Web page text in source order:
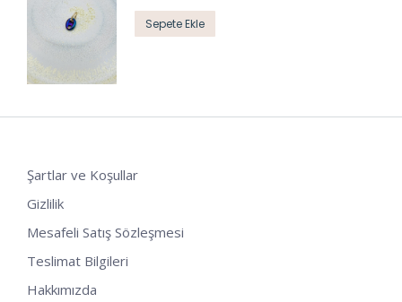
Sepete Ekle
Şartlar ve Koşullar
Gizlilik
Mesafeli Satış Sözleşmesi
Teslimat Bilgileri
Hakkımızda